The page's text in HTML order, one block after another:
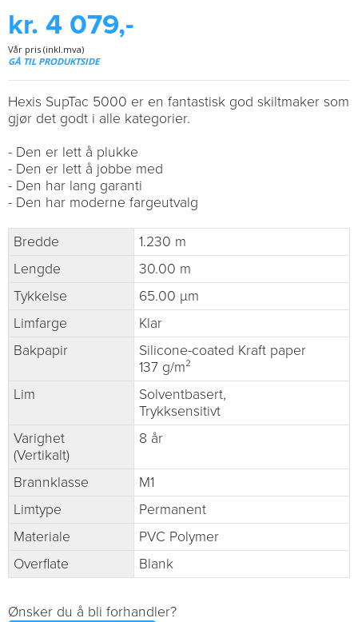
kr. 4 079,-
Vår pris (inkl.mva)
GÅ TIL PRODUKTSIDE
Hexis SupTac 5000 er en fantastisk god skiltmaker som
gjør det godt i alle kategorier.
- Den er lett å plukke
- Den er lett å jobbe med
- Den har lang garanti
- Den har moderne fargeutvalg
Bredde
1.230 m
Lengde
30.00 m
Tykkelse
65.00 µm
Limfarge
Klar
Bakpapir
Silicone-coated Kraft paper
137 g/m²
Lim
Solventbasert,
Trykksensitivt
Varighet
(Vertikalt)
8 år
Brannklasse
M1
Limtype
Permanent
Materiale
PVC Polymer
Overflate
Blank
Ønsker du å bli forhandler?